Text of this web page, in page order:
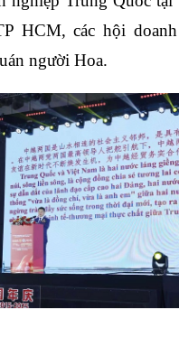
HCM, các hội
người Hoa.